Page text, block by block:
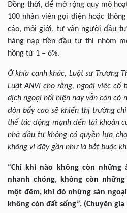
Đồng thời, để mở rộng quy mô
100 nhân viên gọi điện hoặc
cáo, môi giới, tư vấn người đầu
hàng nạp tiền đầu tư thì nhóm
hồng từ 1 – 6%.
Ở khía cạnh khác, Luật sư Trương
Luật ANVI cho rằng, ngoài việc cố
dịch ngoại hối hiện nay vẫn còn có
đòn bẩy cao sẽ khiến thị trường
thể tác động mạnh đến tài khoản
nhà đầu tư không có quyền lựa
không vì đây gần như là bắt buộc
“Chỉ khi nào không còn
nhanh chóng, không còn
một đêm, khi đó những sàn
không còn đất sống”. (Chuyên